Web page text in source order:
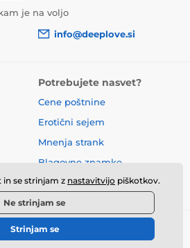
je na voljo
info@deeplove.si
Potrebujete nasvet?
Cene poštnine
Erotični sejem
Mnenja strank
Blagovne znamke
Poslovni pogoji
⦁ E-trgovino je ustvarila
in se strinjam z nastavitvijo piškotkov.
Ne strinjam se
Strinjam se